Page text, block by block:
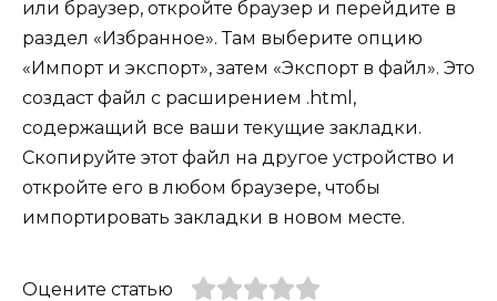
или браузер, откройте браузер и перейдите в
раздел «Избранное». Там выберите опцию
«Импорт и экспорт», затем «Экспорт в файл». Это
создаст файл с расширением .html,
содержащий все ваши текущие закладки.
Скопируйте этот файл на другое устройство и
откройте его в любом браузере, чтобы
импортировать закладки в новом месте.
Оцените статью